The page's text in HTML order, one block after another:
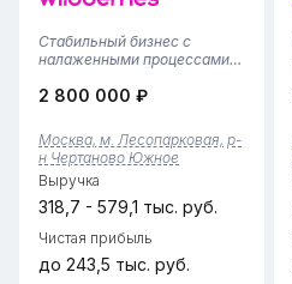
Стабильный бизнес с
налаженными процессами
Wildberries в Москве. Пункт
двух лет: процессы
отлажены, персонал обучен,
клиентская база
сформирована, рейтинг на
к...
2 800 000 ₽
Москва, м. Лесопарковая, р-
н Чертаново Южное
Выручка
318,7 - 579,1 тыс. руб.
Чистая прибыль
до 243,5 тыс. руб.